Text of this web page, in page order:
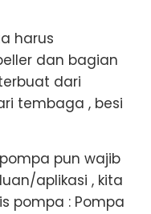
harus
dan bagian
dari
tembaga , besi
pun wajib
aplikasi , kita
pompa : Pompa